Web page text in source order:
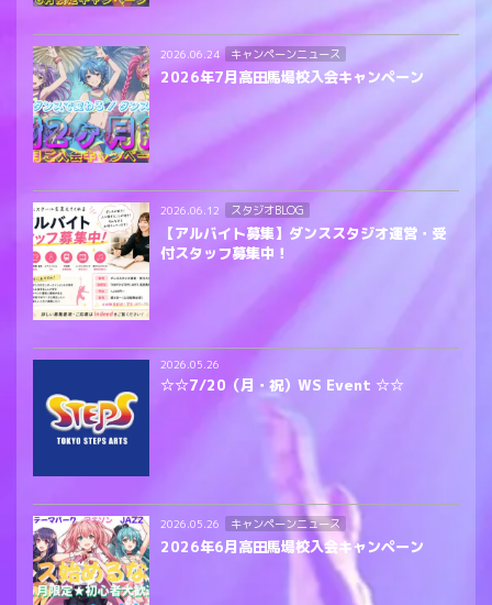
2026.06.24 キャンペーンニュース
2026年7月高田馬場校入会キャンペーン
2026.06.12 スタジオBLOG
【アルバイト募集】ダンススタジオ運営・受
付スタッフ募集中！
2026.05.26
☆☆7/20（月・祝）WS Event ☆☆
2026.05.26 キャンペーンニュース
2026年6月高田馬場校入会キャンペーン